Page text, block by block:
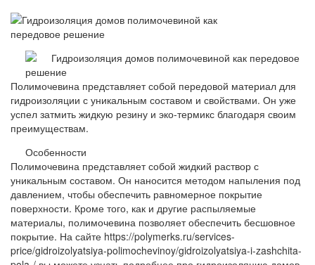
Полимочевина представляет собой передовой материал для
гидроизоляции с уникальным составом и свойствами. Он уже
успел затмить жидкую резину и эко-термикс благодаря своим
преимуществам.
Особенности
Полимочевина представляет собой жидкий раствор с
уникальным составом. Он наносится методом напыления под
давлением, чтобы обеспечить равномерное покрытие
поверхности. Кроме того, как и другие распыляемые
материалы, полимочевина позволяет обеспечить бесшовное
покрытие. На сайте https://polymerks.ru/services-
price/gidroizolyatsiya-polimochevinoy/gidroizolyatsiya-i-zashchita-